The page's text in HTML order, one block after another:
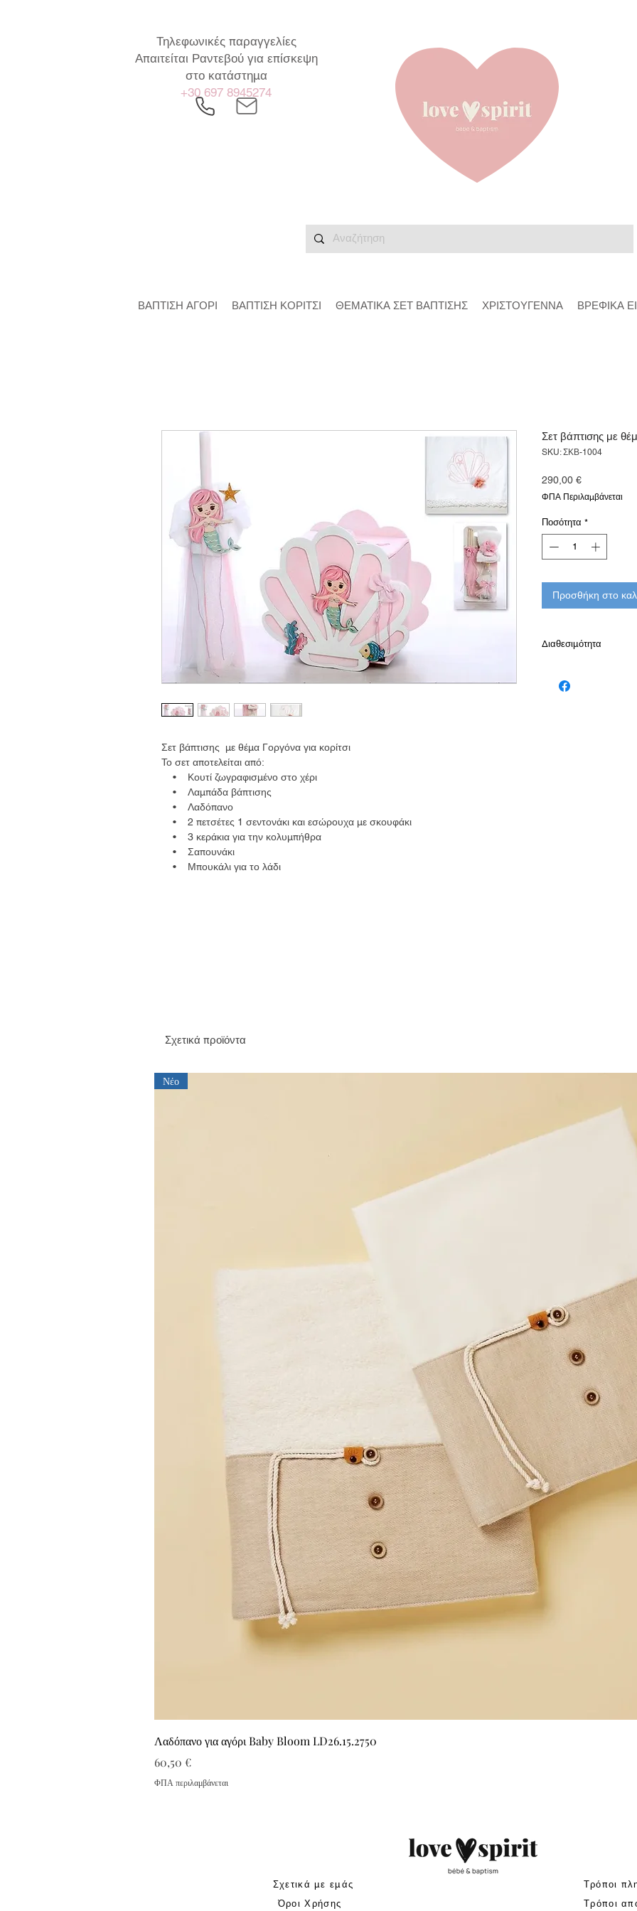
Τηλεφωνικές παραγγελίες
Απαιτείται Ραντεβού για επίσκεψη
στο κατάστημα
+30 697 8945274
Σετ βάπτισης με θέμα Γοργόνα για κορίτσι
Το σετ αποτελείται από:
• Κουτί ζωγραφισμένο στο χέρι
• Λαμπάδα βάπτισης
• Λαδόπανο
• 2 πετσέτες 1 σεντονάκι και εσώρουχα με σκουφάκι
• 3 κεράκια για την κολυμπήθρα
• Σαπουνάκι
• Μπουκάλι για το λάδι
Σετ βάπτισης με
SKU: ΣΚΒ-1004
290,00 €Τιμή
ΦΠΑ Περιλαμβάνεται
Ποσότητα *
Προσθήκη στο
Διαθεσιμότητα
εργάσιμες
Σχετικά προϊόντα
Νέο
Λαδόπανο για αγόρι Baby Bloom LD26.15.2750
Τιμή
60,50 €
ΦΠΑ περιλαμβάνεται
ΒΑΠΤΙΣΗ ΑΓΟΡΙ ΒΑΠΤΙΣΗ ΚΟΡΙΤΣΙ ΘΕΜΑΤΙΚΑ ΣΕΤ ΒΑΠΤΙΣΗΣ ΧΡΙΣΤΟΥΓΕΝΝΑ ΒΡΕΦΙΚΑ
Σχετικά με εμάς
Όροι Χρήσης
Τρόποι
Τρόποι